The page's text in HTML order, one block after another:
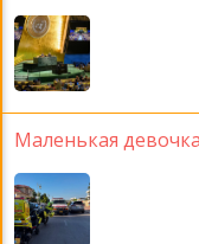
Маленькая